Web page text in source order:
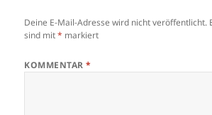
Deine E-Mail-Adresse wird nicht veröffentlicht.
sind mit* markiert
KOMMENTAR*